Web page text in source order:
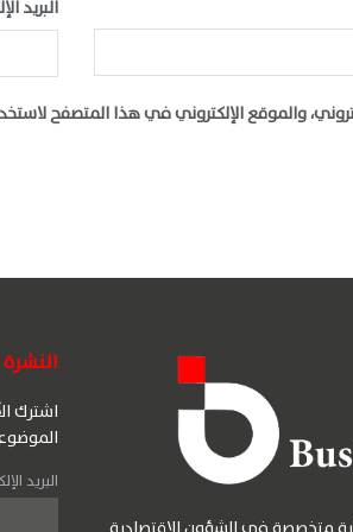
البريد
والموقع الإلكتروني في هذا المتصفح
النشرة
اشترك
البريد